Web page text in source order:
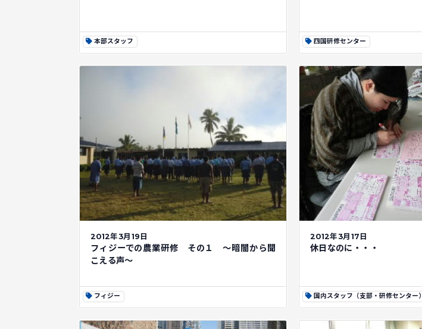
本部スタッフ 四国研修センター
2012年3月19日
フィジーでの農業研修 その１ ～暗闇から聞
こえる声～
フィジー
2012年3月17日
休日なのに・・・
国内スタッフ（支部・研修センター）